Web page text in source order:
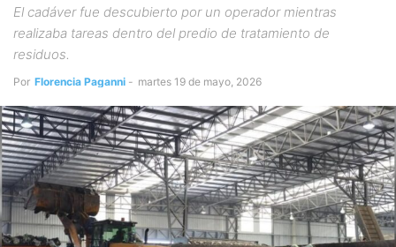
El cadáver fue descubierto por un operador mientras
realizaba tareas dentro del predio de tratamiento de
residuos.
Por Florencia Paganni - martes 19 de mayo, 2026